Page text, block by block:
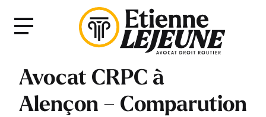
Menu
Avocat CRPC à
Alençon – Comparution
Fermer